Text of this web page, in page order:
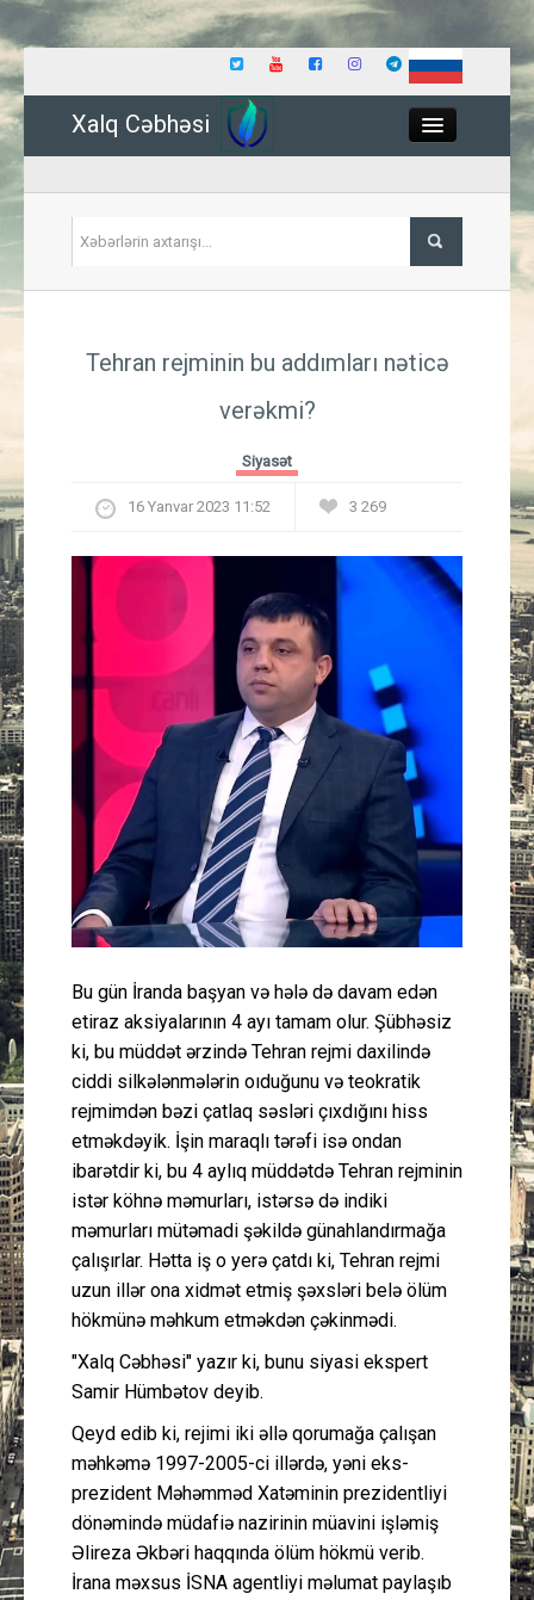
Xalq Cəbhəsi
İqtisadiyyat
Güney Azərbaycan
Mədəniyyət
Müsahibə
İdman
Layihə
Gündəm
Cəmiyyət
Peşə etikası
Əlaqə
Tehran rejminin bu addımları nəticə
verəkmi?
Siyasət
16 Yanvar 2023 11:52 3 269
Bu gün İranda başyan və hələ də davam edən
etiraz aksiyalarının 4 ayı tamam olur. Şübhəsiz
ki, bu müddət ərzində Tehran rejmi daxilində
ciddi silkələnmələrin oıduğunu və teokratik
rejmimdən bəzi çatlaq səsləri çıxdığını hiss
etməkdəyik. İşin maraqlı tərəfi isə ondan
ibarətdir ki, bu 4 aylıq müddətdə Tehran rejminin
istər köhnə məmurları, istərsə də indiki
məmurları mütəmadi şəkildə günahlandırmağa
çalışırlar. Hətta iş o yerə çatdı ki, Tehran rejmi
uzun illər ona xidmət etmiş şəxsləri belə ölüm
hökmünə məhkum etməkdən çəkinmədi.
"Xalq Cəbhəsi" yazır ki, bunu siyasi ekspert
Samir Hümbətov deyib.
Qeyd edib ki, rejimi iki əllə qorumağa çalışan
məhkəmə 1997-2005-ci illərdə, yəni eks-
prezident Məhəmməd Xatəminin prezidentliyi
dönəmində müdafiə nazirinin müavini işləmiş
Əlireza Əkbəri haqqında ölüm hökmü verib.
İrana məxsus İSNA agentliyi məlumat paylaşıb